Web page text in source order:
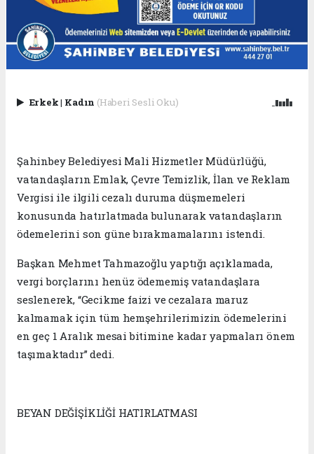
Erkek| Kadın (Haberi Sesli Oku)
Şahinbey Belediyesi Mali Hizmetler Müdürlüğü,
vatandaşların Emlak, Çevre Temizlik, İlan ve Reklam
Vergisi ile ilgili cezalı duruma düşmemeleri
konusunda hatırlatmada bulunarak vatandaşların
ödemelerini son güne bırakmamalarını istendi.
Başkan Mehmet Tahmazoğlu yaptığı açıklamada,
vergi borçlarını henüz ödememiş vatandaşlara
seslenerek, “Gecikme faizi ve cezalara maruz
kalmamak için tüm hemşehrilerimizin ödemelerini
en geç 1 Aralık mesai bitimine kadar yapmaları önem
taşımaktadır” dedi.
BEYAN DEĞİŞİKLİĞİ HATIRLATMASI